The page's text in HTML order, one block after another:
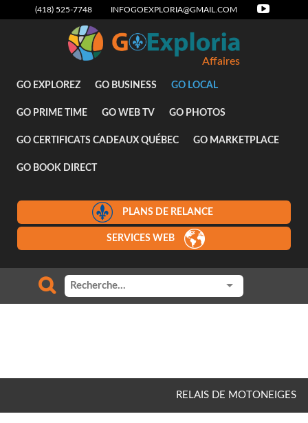
(418) 525-7748 INFOGOEXPLORIA@GMAIL.COM
Affaires
GO EXPLOREZ GO BUSINESS GO LOCAL
GO PRIME TIME GO WEB TV GO PHOTOS
GO CERTIFICATS CADEAUX QUÉBEC GO MARKETPLACE
GO BOOK DIRECT
PLANS DE RELANCE
SERVICES WEB
RELAIS DE MOTONEIGES